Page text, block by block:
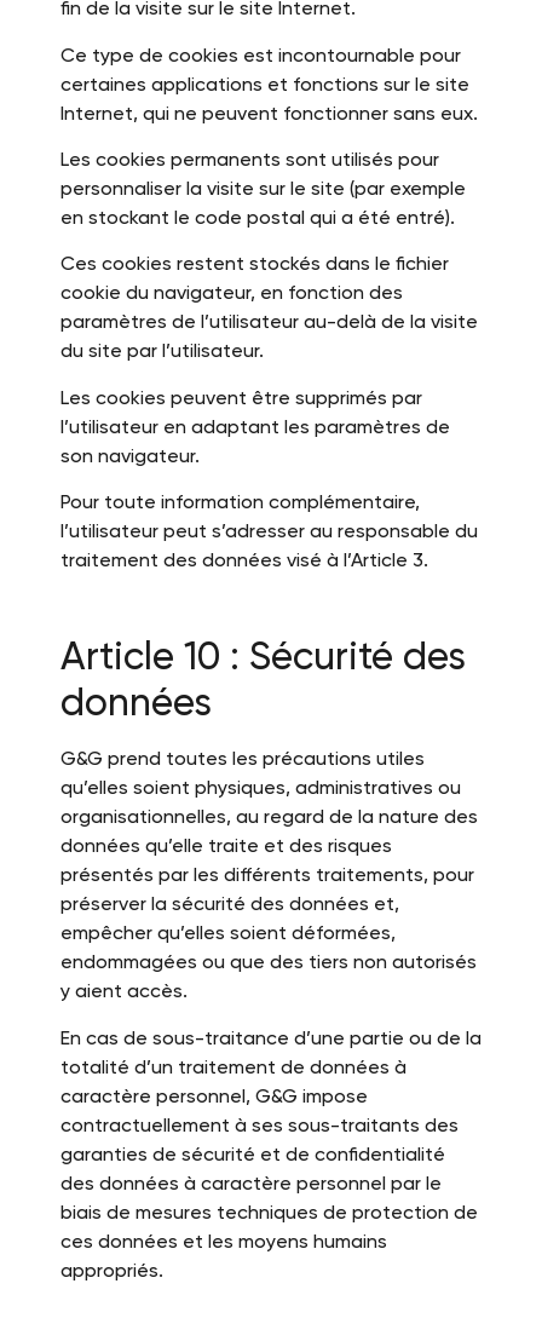
fin de la visite sur le site Internet.
Ce type de cookies est incontournable pour
certaines applications et fonctions sur le site
Internet, qui ne peuvent fonctionner sans eux.
Les cookies permanents sont utilisés pour
personnaliser la visite sur le site (par exemple
en stockant le code postal qui a été entré).
Ces cookies restent stockés dans le fichier
cookie du navigateur, en fonction des
paramètres de l’utilisateur au-delà de la visite
du site par l’utilisateur.
Les cookies peuvent être supprimés par
l’utilisateur en adaptant les paramètres de
son navigateur.
Pour toute information complémentaire,
l’utilisateur peut s’adresser au responsable du
traitement des données visé à l’Article 3.
Article 10 : Sécurité des
données
G&G prend toutes les précautions utiles
qu’elles soient physiques, administratives ou
organisationnelles, au regard de la nature des
données qu’elle traite et des risques
présentés par les différents traitements, pour
préserver la sécurité des données et,
empêcher qu’elles soient déformées,
endommagées ou que des tiers non autorisés
y aient accès.
En cas de sous-traitance d’une partie ou de la
totalité d’un traitement de données à
caractère personnel, G&G impose
contractuellement à ses sous-traitants des
garanties de sécurité et de confidentialité
des données à caractère personnel par le
biais de mesures techniques de protection de
ces données et les moyens humains
appropriés.